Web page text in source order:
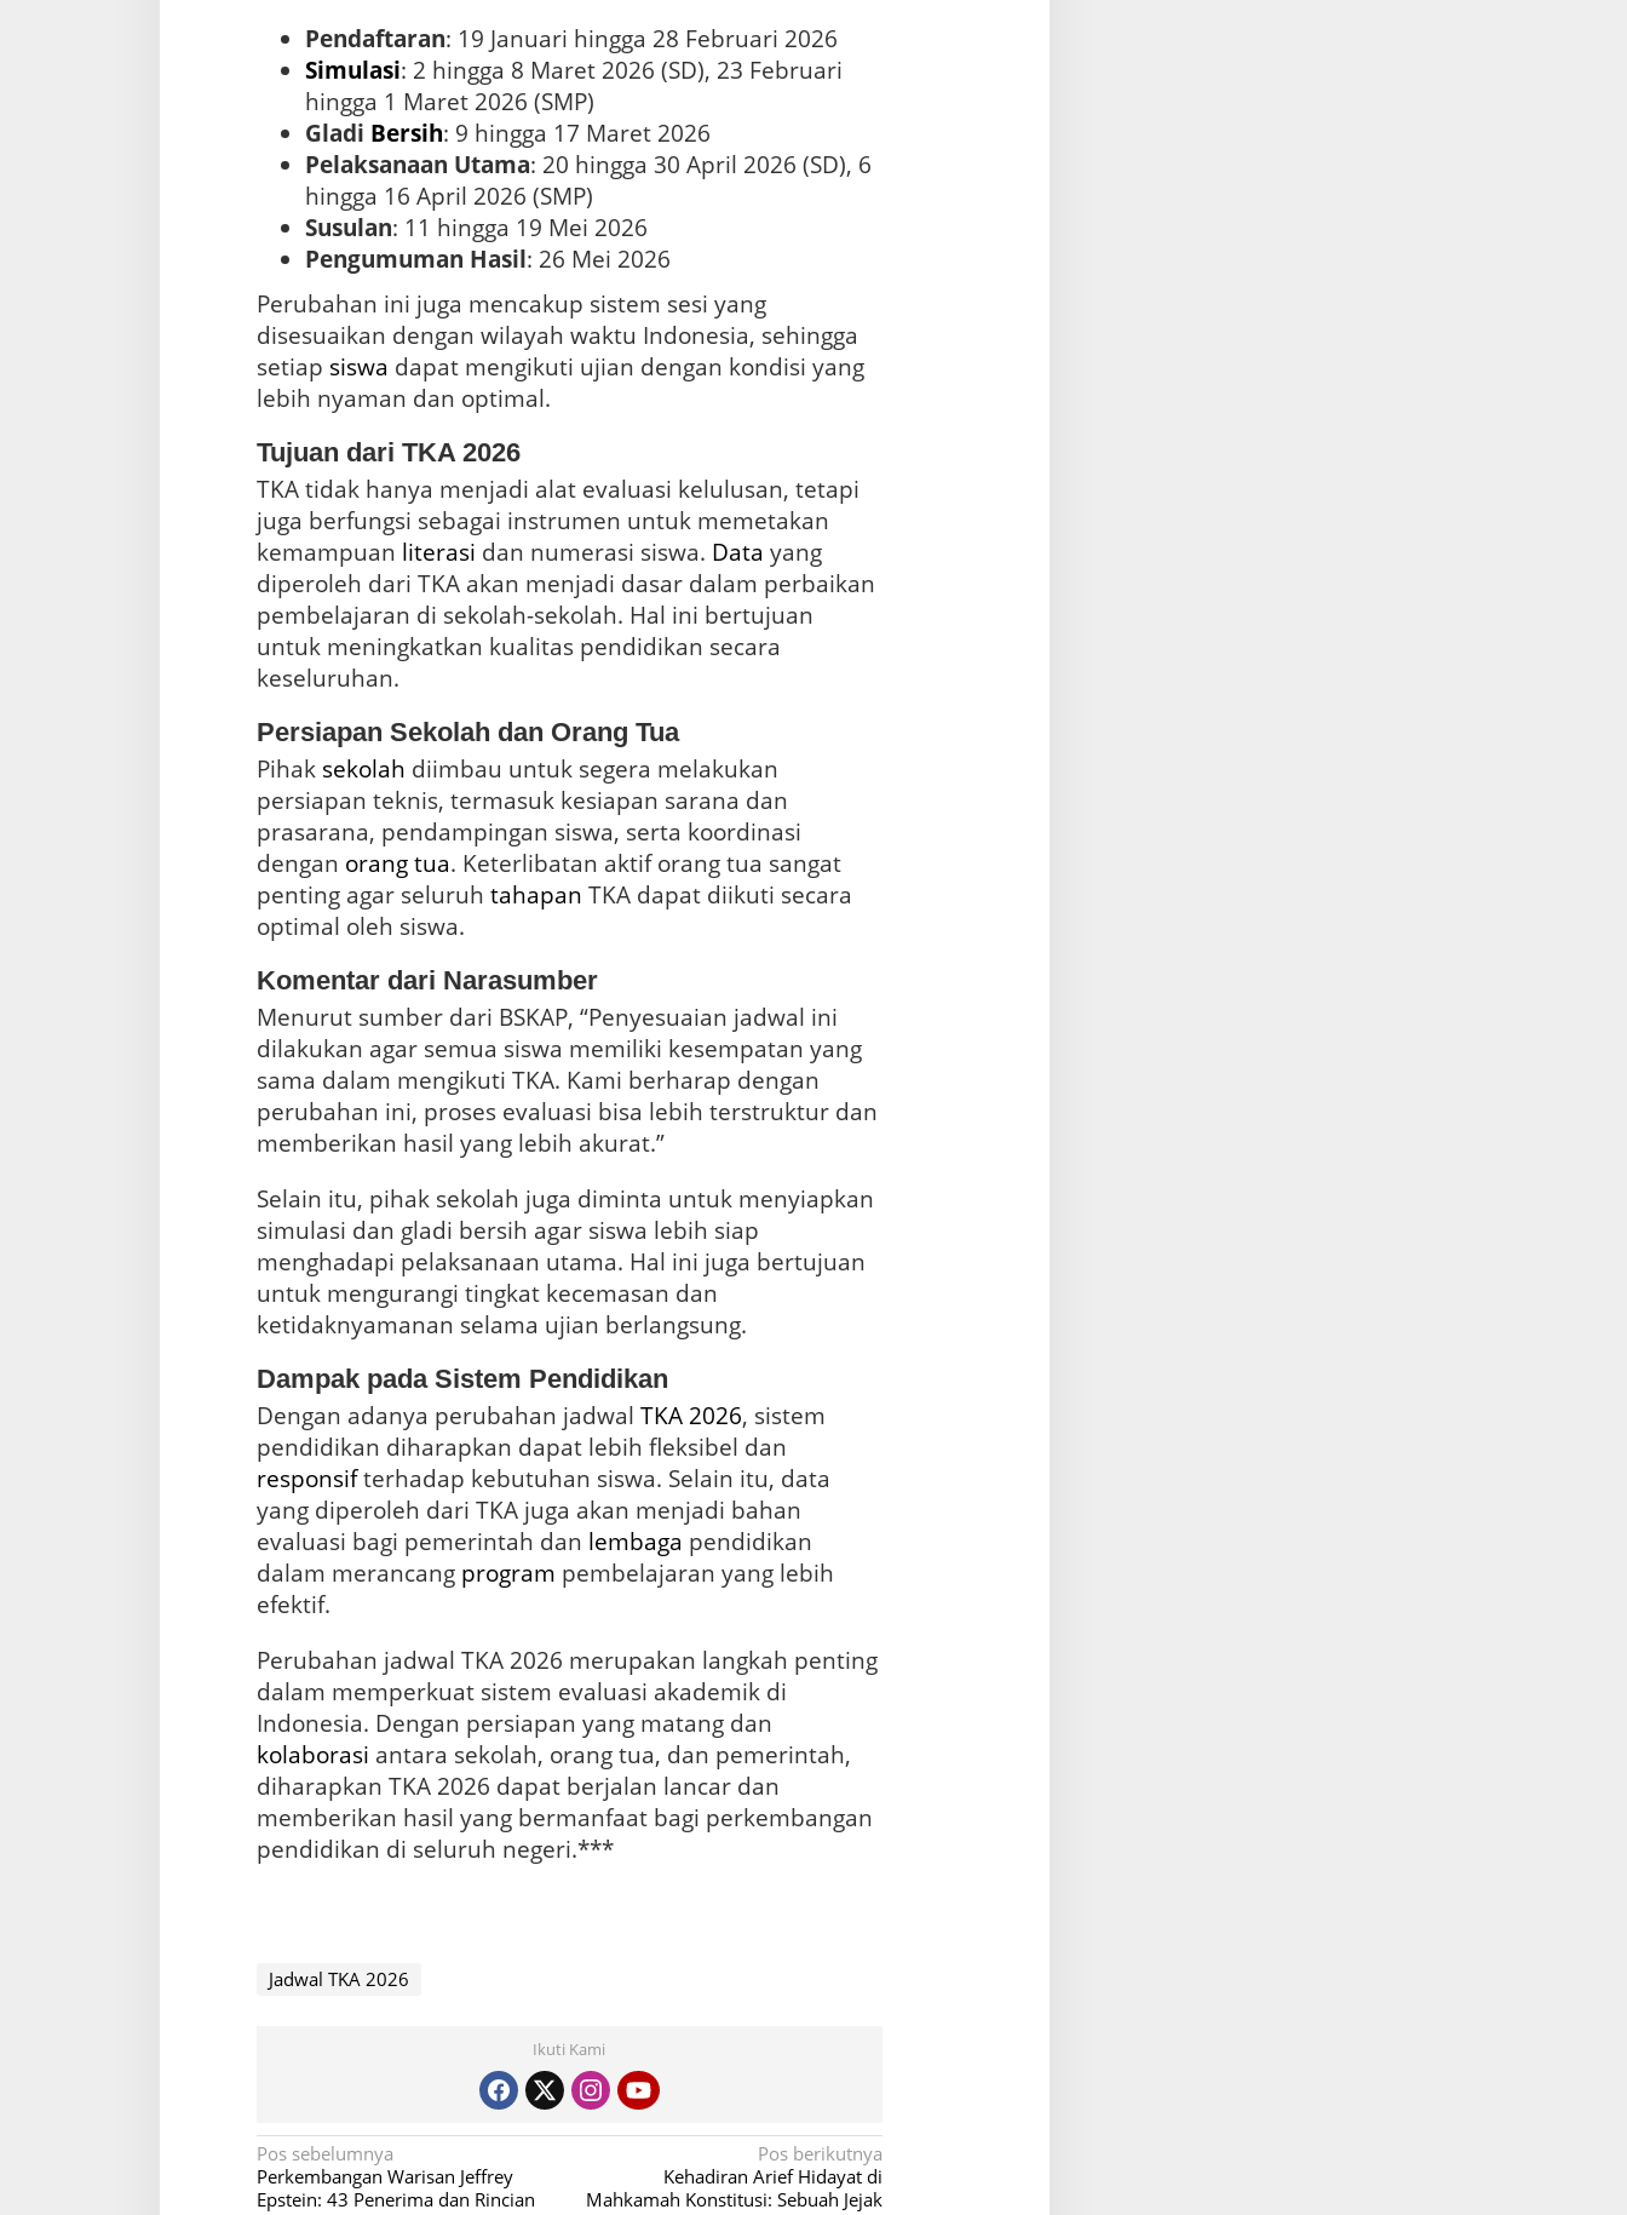
i
s
w
Pendaftaran: 19 Januari hingga 28 Februari 2026
Simulasi: 2 hingga 8 Maret 2026 (SD), 23 Februari
hingga 1 Maret 2026 (SMP)
Gladi Bersih: 9 hingga 17 Maret 2026
Pelaksanaan Utama: 20 hingga 30 April 2026 (SD), 6
hingga 16 April 2026 (SMP)
Susulan: 11 hingga 19 Mei 2026
Pengumuman Hasil: 26 Mei 2026
Perubahan ini juga mencakup sistem sesi yang
disesuaikan dengan wilayah waktu Indonesia, sehingga
setiap siswa dapat mengikuti ujian dengan kondisi yang
lebih nyaman dan optimal.
Tujuan dari TKA 2026
TKA tidak hanya menjadi alat evaluasi kelulusan, tetapi
juga berfungsi sebagai instrumen untuk memetakan
kemampuan literasi dan numerasi siswa. Data yang
diperoleh dari TKA akan menjadi dasar dalam perbaikan
pembelajaran di sekolah-sekolah. Hal ini bertujuan
untuk meningkatkan kualitas pendidikan secara
keseluruhan.
Persiapan Sekolah dan Orang Tua
Pihak sekolah diimbau untuk segera melakukan
persiapan teknis, termasuk kesiapan sarana dan
prasarana, pendampingan siswa, serta koordinasi
dengan orang tua. Keterlibatan aktif orang tua sangat
penting agar seluruh tahapan TKA dapat diikuti secara
optimal oleh siswa.
Komentar dari Narasumber
Menurut sumber dari BSKAP, “Penyesuaian jadwal ini
dilakukan agar semua siswa memiliki kesempatan yang
sama dalam mengikuti TKA. Kami berharap dengan
perubahan ini, proses evaluasi bisa lebih terstruktur dan
memberikan hasil yang lebih akurat.”
Selain itu, pihak sekolah juga diminta untuk menyiapkan
simulasi dan gladi bersih agar siswa lebih siap
menghadapi pelaksanaan utama. Hal ini juga bertujuan
untuk mengurangi tingkat kecemasan dan
ketidaknyamanan selama ujian berlangsung.
Dampak pada Sistem Pendidikan
Dengan adanya perubahan jadwal TKA 2026, sistem
pendidikan diharapkan dapat lebih fleksibel dan
responsifterhadap kebutuhan siswa. Selain itu, data
yang diperoleh dari TKA juga akan menjadi bahan
evaluasi bagi pemerintah dan lembaga pendidikan
dalam merancang program pembelajaran yang lebih
efektif.
Perubahan jadwal TKA 2026 merupakan langkah penting
dalam memperkuat sistem evaluasi akademik di
Indonesia. Dengan persiapan yang matang dan
kolaborasi antara sekolah, orang tua, dan pemerintah,
diharapkan TKA 2026 dapat berjalan lancar dan
memberikan hasil yang bermanfaat bagi perkembangan
pendidikan di seluruh negeri.***
Jadwal TKA 2026
Ikuti Kami
N
a
Pos sebelumnya
Perkembangan Warisan Jeffrey
Epstein: 43 Penerima dan Rincian
Pos berikutnya
Kehadiran Arief Hidayat di
Mahkamah Konstitusi: Sebuah Jejak